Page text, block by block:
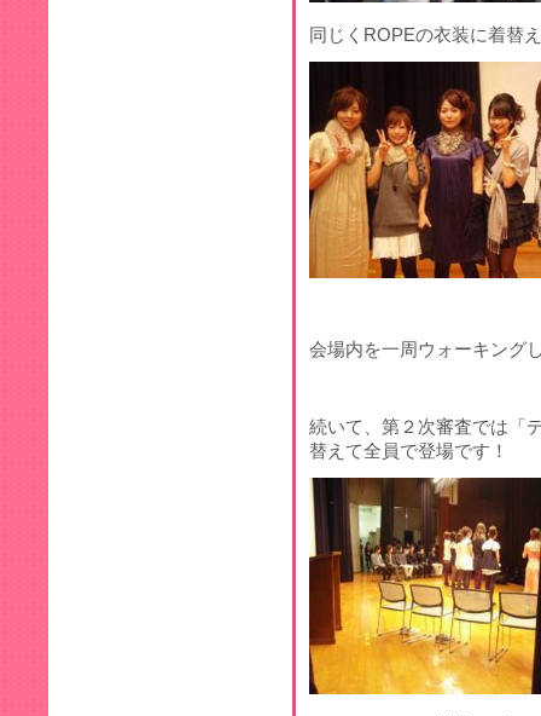
同じくROPEの衣装に着替
会場内を一周ウォーキング
続いて、第２次審査では「
替えて全員で登場です！